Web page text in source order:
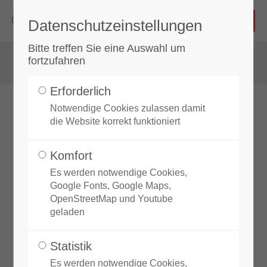
Login
Benutzername
Anmelden
Register|Lost your password?
Tugenden im Taekwon-Do
DieHöflichkeit
Zeige deinen Respekt durch eine
Datenschutzeinstellungen
Bitte treffen Sie eine Auswahl um
fortzufahren
Erforderlich
Notwendige Cookies zulassen damit
die Website korrekt funktioniert
Komfort
Es werden notwendige Cookies,
Google Fonts, Google Maps,
OpenStreetMap und Youtube
geladen
Statistik
Es werden notwendige Cookies,